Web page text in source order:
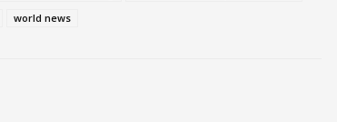
world news